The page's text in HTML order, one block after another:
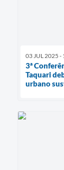
03 JUL 2025 -
3ª
Taquari
urbano